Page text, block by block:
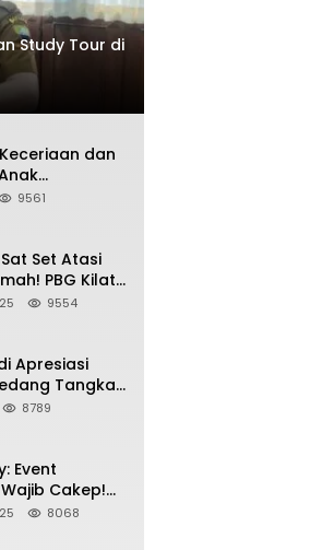
Study Tour di
dan
HAN
9561
Set Atasi
PBG Kilat
Jadi
9554
Apresiasi
Tangkap
8789
Event
Cakep!
Nempel
8068